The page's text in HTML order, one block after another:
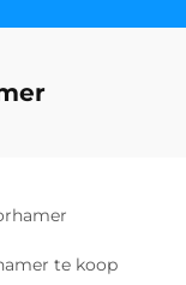
te koop